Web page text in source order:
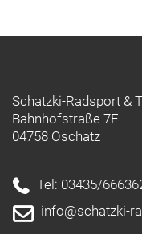
Schatzki-Radsport &
Bahnhofstraße 7F
04758 Oschatz
Tel: 03435/
info@schatzki-